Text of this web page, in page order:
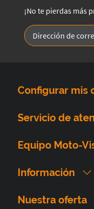
¡No te pierdas más
Configurar mis
Servicio de
Equipo Moto-
Información
Nuestra oferta